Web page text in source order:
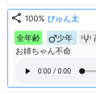
share 100% びゅん太
全年齢
少年
お姉ちゃん不命